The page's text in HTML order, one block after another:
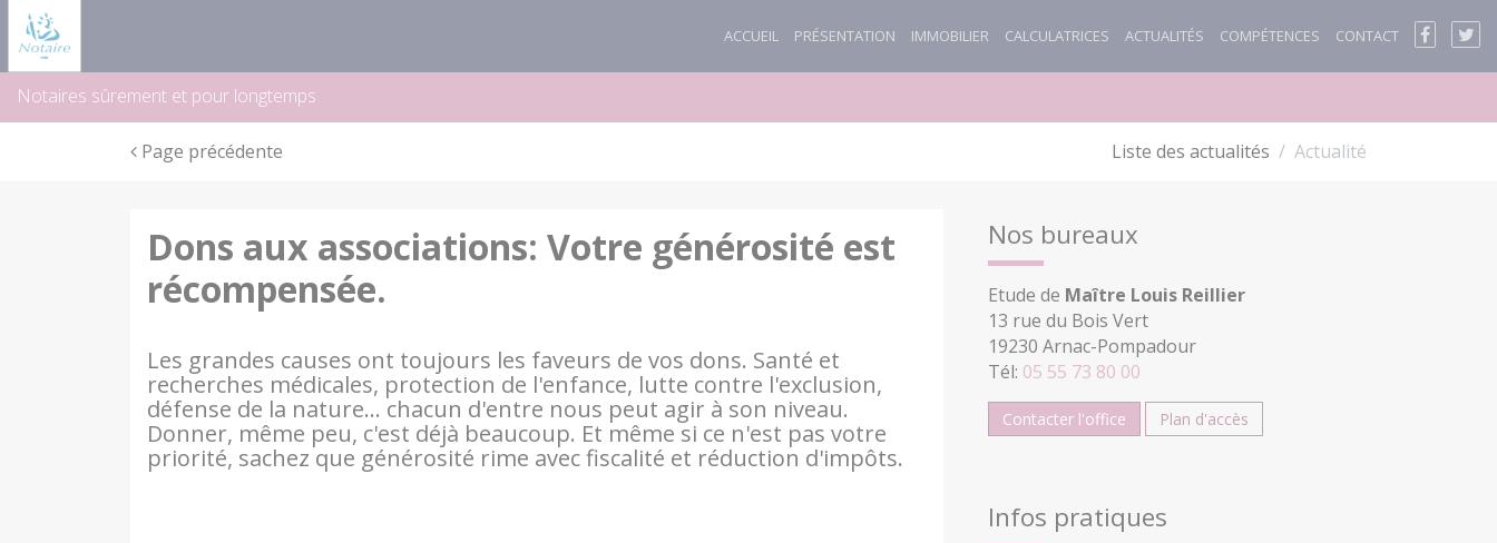
ACCUEIL PRÉSENTATION IMMOBILIER CALCULATRICES ACTUALITÉS COMPÉTENCES CONTACT
Notaires sûrement et pour longtemps
Page précédente Liste des actualités Actualité
Dons aux associations: Votre générosité est
récompensée.
Les grandes causes ont toujours les faveurs de vos dons. Santé et
recherches médicales, protection de l'enfance, lutte contre l'exclusion,
défense de la nature… chacun d'entre nous peut agir à son niveau.
Donner, même peu, c'est déjà beaucoup. Et même si ce n'est pas votre
priorité, sachez que générosité rime avec fiscalité et réduction d'impôts.
Nos bureaux
Etude de Maître Louis Reillier
13 rue du Bois Vert
19230 Arnac-Pompadour
Tél: 05 55 73 80 00
Contacter l'office Plan d'accès
Infos pratiques
Panneau de gestion des cookies